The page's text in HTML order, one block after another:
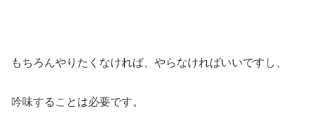
もちろんやりたくなければ、やらなければいいですし、
吟味することは必要です。